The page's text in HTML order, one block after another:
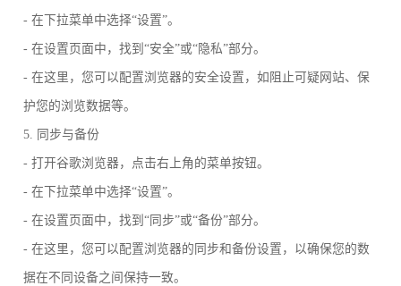
- 在下拉菜单中选择“设置”。
- 在设置页面中，找到“安全”或“隐私”部分。
- 在这里，您可以配置浏览器的安全设置，如阻止可疑网站、保
护您的浏览数据等。
5. 同步与备份
- 打开谷歌浏览器，点击右上角的菜单按钮。
- 在下拉菜单中选择“设置”。
- 在设置页面中，找到“同步”或“备份”部分。
- 在这里，您可以配置浏览器的同步和备份设置，以确保您的数
据在不同设备之间保持一致。